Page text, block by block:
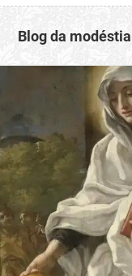
Blog da modéstia